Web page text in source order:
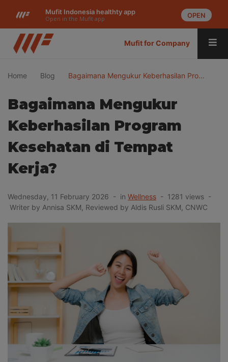
Mufit Indonesia healthty app
Open in the Mufit app OPEN
Mufit for Company
Home Blog Bagaimana Mengukur Keberhasilan Pro…
Bagaimana Mengukur
Keberhasilan Program
Kesehatan di Tempat
Kerja?
Wednesday, 11 February 2026 - in Wellness - 1281 views -
Writer by Annisa SKM, Reviewed by Aldis Rusli SKM, CNWC